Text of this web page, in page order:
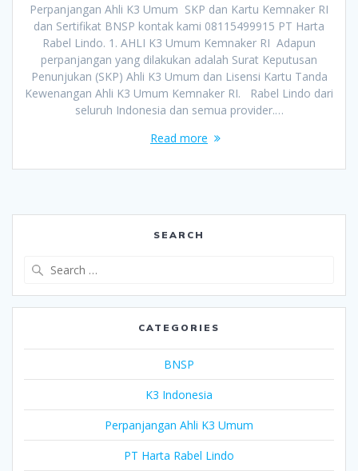
Perpanjangan Ahli K3 Umum SKP dan Kartu Kemnaker RI
dan Sertifikat BNSP kontak kami 08115499915 PT Harta
Rabel Lindo. 1. AHLI K3 Umum Kemnaker RI Adapun
perpanjangan yang dilakukan adalah Surat Keputusan
Penunjukan (SKP) Ahli K3 Umum dan Lisensi Kartu Tanda
Kewenangan Ahli K3 Umum Kemnaker RI. Rabel Lindo dari
seluruh Indonesia dan semua provider.…
Read more
SEARCH
CATEGORIES
BNSP
K3 Indonesia
Perpanjangan Ahli K3 Umum
PT Harta Rabel Lindo